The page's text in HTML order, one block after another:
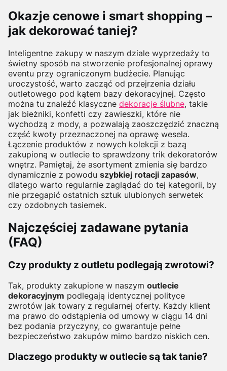
Okazje cenowe i smart shopping –
jak dekorować taniej?
Inteligentne zakupy w naszym dziale wyprzedaży to
świetny sposób na stworzenie profesjonalnej oprawy
eventu przy ograniczonym budżecie. Planując
uroczystość, warto zacząć od przejrzenia działu
outletowego pod kątem bazy dekoracyjnej. Często
można tu znaleźć klasyczne dekoracje ślubne, takie
jak bieżniki, konfetti czy zawieszki, które nie
wychodzą z mody, a pozwalają zaoszczędzić znaczną
część kwoty przeznaczonej na oprawę wesela.
Łączenie produktów z nowych kolekcji z bazą
zakupioną w outlecie to sprawdzony trik dekoratorów
wnętrz. Pamiętaj, że asortyment zmienia się bardzo
dynamicznie z powodu szybkiej rotacji zapasów,
dlatego warto regularnie zaglądać do tej kategorii, by
nie przegapić ostatnich sztuk ulubionych serwetek
czy ozdobnych tasiemek.
Najczęściej zadawane pytania
(FAQ)
Czy produkty z outletu podlegają zwrotowi?
Tak, produkty zakupione w naszym outlecie
dekoracyjnym podlegają identycznej polityce
zwrotów jak towary z regularnej oferty. Każdy klient
ma prawo do odstąpienia od umowy w ciągu 14 dni
bez podania przyczyny, co gwarantuje pełne
bezpieczeństwo zakupów mimo bardzo niskich cen.
Dlaczego produkty w outlecie są tak tanie?